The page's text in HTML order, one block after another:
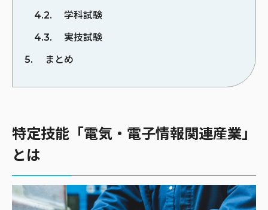
4.2
学科試験
4.3
実技試験
5
まとめ
特定技能「電気・電子情報関連産業」
とは